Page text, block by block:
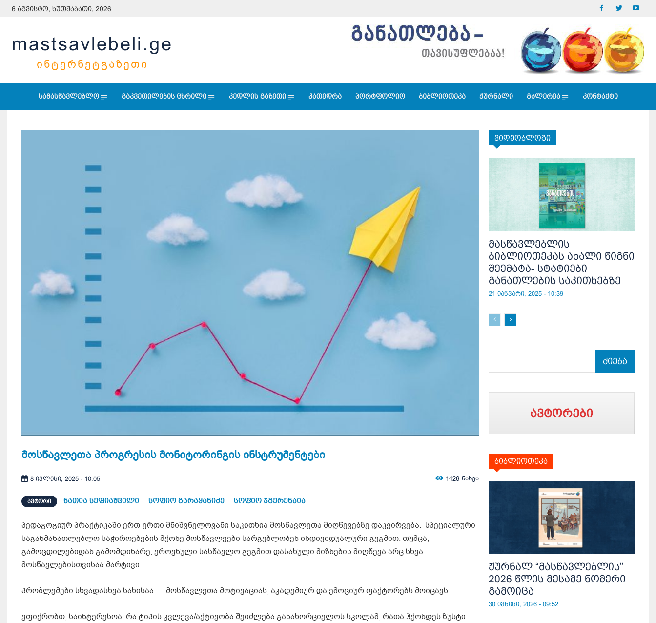
6 აგვისტო, ხუთშაბათი, 2026
mastsavlebeli.ge
ᲘᲜᲢᲔᲠᲜᲔᲢᲒᲐᲖᲔᲗᲘ
სამასწავლებლო გაკვეთილების ცხრილი კედლის გაზეთი კათედრა პორტფოლიო ბიბლიოთეკა ჟურნალი გალერეა კონტაქტი
მოსწავლეთა პროგრესის მონიტორინგის ინსტრუმენტები
8 ივლისი, 2025 - 10:05 1426 ნახვა
ᲐᲕᲢᲝᲠᲘ ნათია სეფიაშვილი სოფიო გარაყანიძე სოფიო ჯგერენაია
პედაგოგიურ პრაქტიკაში ერთ-ერთი მნიშვნელოვანი საკითხია მოსწავლეთა მიღწევებზე დაკვირვება. სპეციალური
საგანმანათლებლო საჭიროებების მქონე მოსწავლეები სარგებლობენ ინდივიდუალური გეგმით. თუმცა,
გამოცდილებიდან გამომდინარე, ეროვნული სასწავლო გეგმით დასახული მიზნების მიღწევა არც სხვა
მოსწავლებისთვისაა მარტივი.
პრობლემები სხვადასხვა სახისაა – მოსწავლეთა მოტივაციას, აკადემიურ და ემოციურ ფაქტორებს მოიცავს.
ვფიქრობთ, საინტერესოა, რა ტიპის კვლევა/აქტივობა შეიძლება განახორციელოს სკოლამ, რათა ჰქონდეს ზუსტი
ვიდეობლოგი
მასწავლებლის
ბიბლიოთეკას ახალი წიგნი
შეემატა- სტატიები
განათლების საკითხებზე
21 იანვარი, 2025 - 10:39
ძიება
ავტორები
ბიბლიოთეკა
ჟურნალ “მასწავლებლის”
2026 წლის მესამე ნომერი
გამოიცა
30 ივნისი, 2026 - 09:52